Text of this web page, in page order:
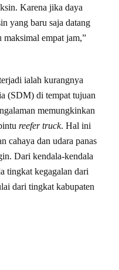
Karena jika daya
yang baru saja datang
empat jam,”
ialah kurangnya
(SDM) di tempat tujuan
memungkinkan
reefer truck. Hal ini
cahaya dan udara panas
Dari kendala-kendala
tingkat kegagalan dari
dari tingkat kabupaten